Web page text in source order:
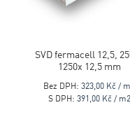
SVD fermacell 12,5,
1250x 12,5 mm
Bez DPH: 323,00 Kč /
S DPH: 391,00 Kč / m2